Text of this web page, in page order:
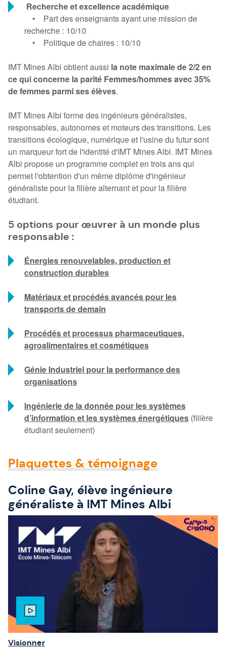
Recherche et excellence académique
• Part des enseignants ayant une mission de
recherche : 10/10
• Politique de chaires : 10/10
IMT Mines Albi obtient aussi la note maximale de 2/2 en
ce qui concerne la parité Femmes/hommes avec 35%
de femmes parmi ses élèves.
IMT Mines Albi forme des ingénieurs généralistes,
responsables, autonomes et moteurs des transitions. Les
transitions écologique, numérique et l'usine du futur sont
un marqueur fort de l'identité d'IMT Mines Albi. IMT Mines
Albi propose un programme complet en trois ans qui
permet l'obtention d'un même diplôme d'ingénieur
généraliste pour la filière alternant et pour la filière
étudiant.
5 options pour œuvrer à un monde plus
responsable :
Énergies renouvelables, production et
construction durables
Matériaux et procédés avancés pour les
transports de demain
Procédés et processus pharmaceutiques,
agroalimentaires et cosmétiques
Génie Industriel pour la performance des
organisations
Ingénierie de la donnée pour les systèmes
d’information et les systèmes énergétiques (filière
étudiant seulement)
Plaquettes & témoignage
Coline Gay, élève ingénieure
généraliste à IMT Mines Albi
Visionner